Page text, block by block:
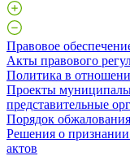
Правовое
Акты правового
Политика в
Проекты
представительные
Порядок
Решения о
актов